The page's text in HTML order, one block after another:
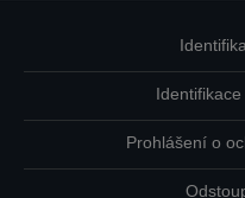
Prohlášení o